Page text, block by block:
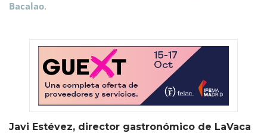
Bacalao.
Javi Estévez, director gastronómico de LaVaca